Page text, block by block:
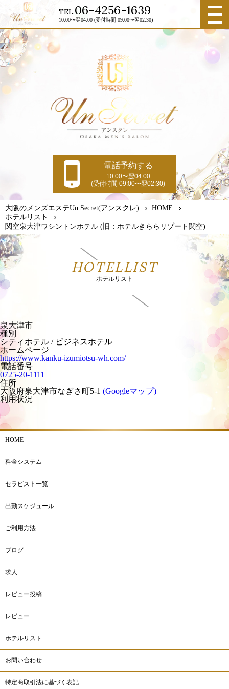
TEL.06-4256-1639
10:00〜翌04:00 (受付時間 09:00〜翌02:30)
メニュ
ー
電話予約する
10:00〜翌04:00
(受付時間 09:00〜翌02:30)
大阪のメンズエステUn Secret(アンスクレ)
HOME
ホテルリスト
関空泉大津ワシントンホテル (旧：ホテルきららリゾート関空)
HOTELLIST
ホテルリスト
泉大津市
種別
シティホテル / ビジネスホテル
ホームページ
https://www.kanku-izumiotsu-wh.com/
電話番号
0725-20-1111
住所
大阪府泉大津市なぎさ町5-1 (Googleマップ)
利用状況
HOME
料金システム
セラピスト一覧
出勤スケジュール
ご利用方法
ブログ
求人
レビュー投稿
レビュー
ホテルリスト
お問い合わせ
特定商取引法に基づく表記